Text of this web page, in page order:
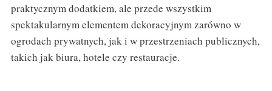
praktycznym dodatkiem, ale przede wszystkim
spektakularnym elementem dekoracyjnym zarówno w
ogrodach prywatnych, jak i w przestrzeniach publicznych,
takich jak biura, hotele czy restauracje.